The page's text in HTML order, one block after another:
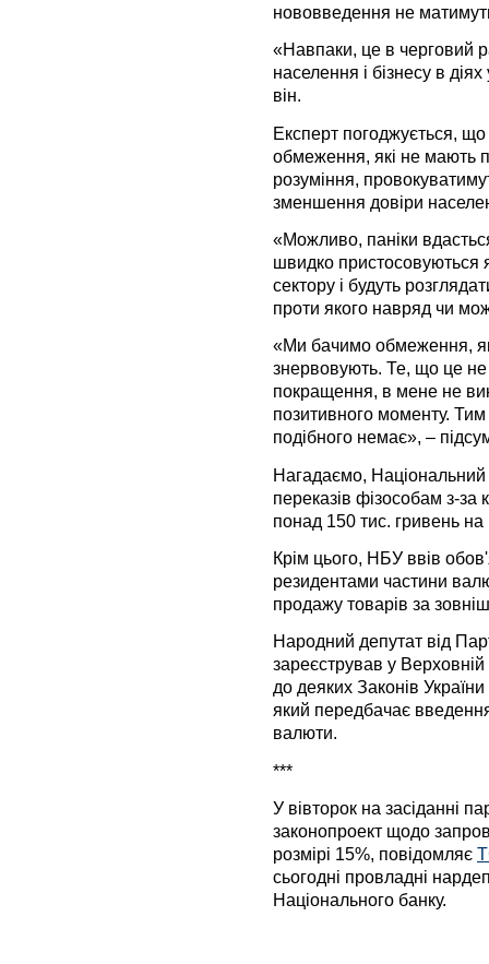
нововведення не
«Навпаки, це в черговий
населення і бізнесу в
він.
Експерт погоджується, що
обмеження, які не мають
розуміння,
зменшення довіри
«Можливо, паніки
швидко пристосовуються
сектору і будуть
проти якого навряд чи
«Ми бачимо обмеження,
знервовують. Те, що це
покращення, в мене не
позитивного моменту. Тим
подібного немає», –
Нагадаємо,
переказів фізособам з-за
понад 150 тис. гривень на
Крім цього, НБУ ввів
резидентами частини
продажу товарів за
Народний депутат від
зареєстрував у
до деяких Законів
який передбачає
валюти.
***
У вівторок на засіданні
законопроект щодо
розмірі 15%, повідомляє
сьогодні провладні
Національного банку.